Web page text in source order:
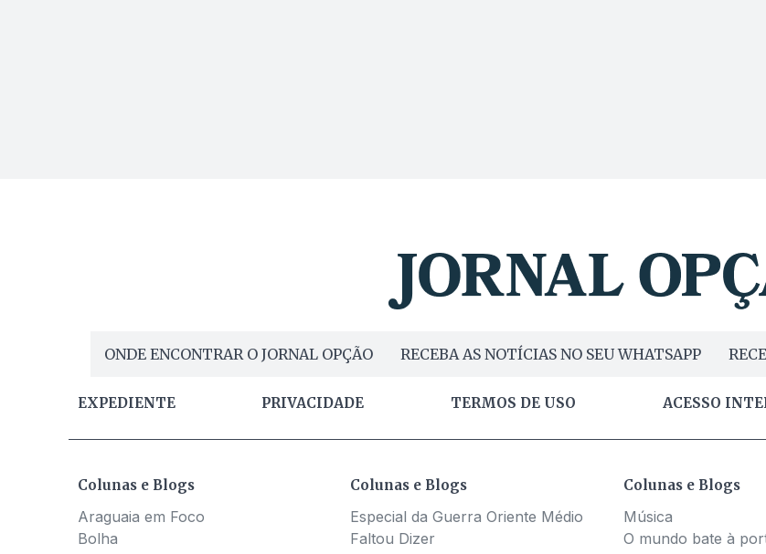
ONDE ENCONTRAR O JORNAL OPÇÃO RECEBA AS NOTÍCIAS NO SEU WHATSAPP
EXPEDIENTE PRIVACIDADE TERMOS DE USO ACESSO
Colunas e Blogs
Araguaia em Foco
Bolha
Colunas e Blogs
Especial da Guerra Oriente Médio
Faltou Dizer
Colunas e Blogs
Música
O mundo bate à